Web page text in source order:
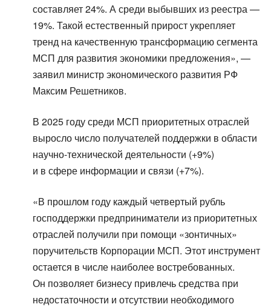
составляет 24%. А среди выбывших из реестра —
19%. Такой естественный прирост укрепляет
тренд на качественную трансформацию сегмента
МСП для развития экономики предложения», —
заявил министр экономического развития РФ
Максим Решетников.
В 2025 году среди МСП приоритетных отраслей
выросло число получателей поддержки в области
научно-технической деятельности (+9%)
и в сфере информации и связи (+7%).
«В прошлом году каждый четвертый рубль
господдержки предприниматели из приоритетных
отраслей получили при помощи «зонтичных»
поручительств Корпорации МСП. Этот инструмент
остается в числе наиболее востребованных.
Он позволяет бизнесу привлечь средства при
недостаточности и отсутствии необходимого